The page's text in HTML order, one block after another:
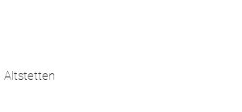
Altstetten